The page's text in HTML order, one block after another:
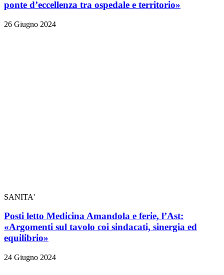
ponte d’eccellenza tra ospedale e territorio»
26 Giugno 2024
SANITA'
Posti letto Medicina Amandola e ferie, l’Ast:
«Argomenti sul tavolo coi sindacati, sinergia ed
equilibrio»
24 Giugno 2024